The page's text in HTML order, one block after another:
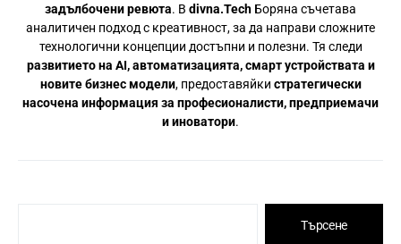
задълбочени ревюта. В divna.Tech Боряна съчетава
аналитичен подход с креативност, за да направи сложните
технологични концепции достъпни и полезни. Тя следи
развитието на AI, автоматизацията, смарт устройствата и
новите бизнес модели, предоставяйки стратегически
насочена информация за професионалисти, предприемачи
и иноватори.
Търсене